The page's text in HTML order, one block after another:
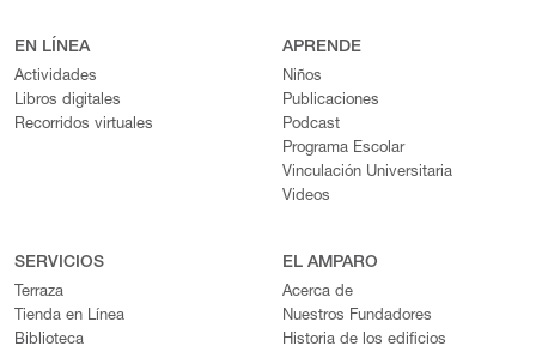
EN LÍNEA
Actividades
Libros digitales
Recorridos virtuales
APRENDE
Niños
Publicaciones
Podcast
Programa Escolar
Vinculación Universitaria
Videos
SERVICIOS
Terraza
Tienda en Línea
Biblioteca
EL AMPARO
Acerca de
Nuestros Fundadores
Historia de los edificios